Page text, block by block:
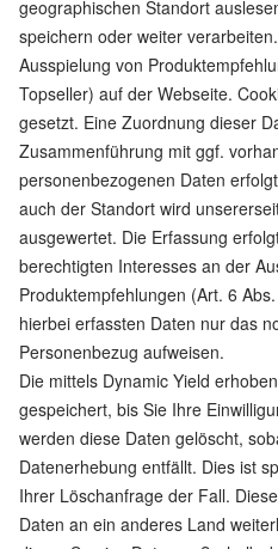
geographischen Standort
speichern oder weiter
Ausspielung von
Topseller) auf der Webseite.
gesetzt. Eine Zuordnung dieser
Zusammenführung mit ggf.
personenbezogenen Daten
auch der Standort wird
ausgewertet. Die Erfassung
berechtigten Interesses an der
Produktempfehlungen (Art. 6
hierbei erfassten Daten nur das
Personenbezug aufweisen.
Die mittels Dynamic Yield
gespeichert, bis Sie Ihre
werden diese Daten gelöscht,
Datenerhebung entfällt. Dies ist
Ihrer Löschanfrage der Fall.
Daten an ein anderes Land